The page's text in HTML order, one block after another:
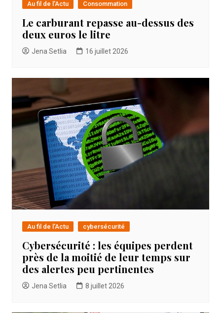
Au fil de l'Actu Consommation
Le carburant repasse au-dessus des
deux euros le litre
Jena Setlia 16 juillet 2026
Au fil de l'Actu cybersécurité
Cybersécurité : les équipes perdent
près de la moitié de leur temps sur
des alertes peu pertinentes
Jena Setlia 8 juillet 2026